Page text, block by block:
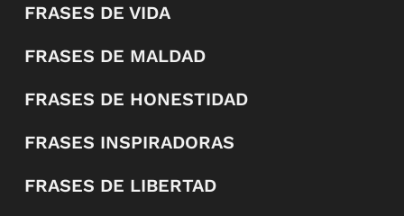
FRASES DE VIDA
FRASES DE MALDAD
FRASES DE HONESTIDAD
FRASES INSPIRADORAS
FRASES DE LIBERTAD